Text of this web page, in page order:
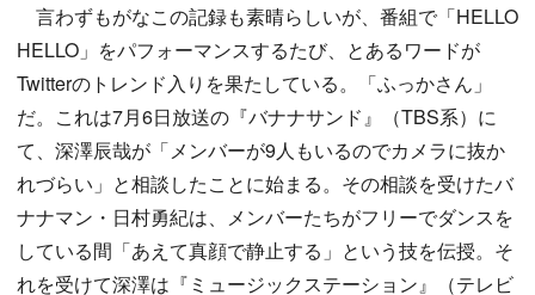
言わずもがなこの記録も素晴らしいが、番組で「HELLO
HELLO」をパフォーマンスするたび、とあるワードが
Twitterのトレンド入りを果たしている。「ふっかさん」
だ。これは7月6日放送の『バナナサンド』（TBS系）に
て、深澤辰哉が「メンバーが9人もいるのでカメラに抜か
れづらい」と相談したことに始まる。その相談を受けたバ
ナナマン・日村勇紀は、メンバーたちがフリーでダンスを
している間「あえて真顔で静止する」という技を伝授。そ
れを受けて深澤は『ミュージックステーション』（テレビ